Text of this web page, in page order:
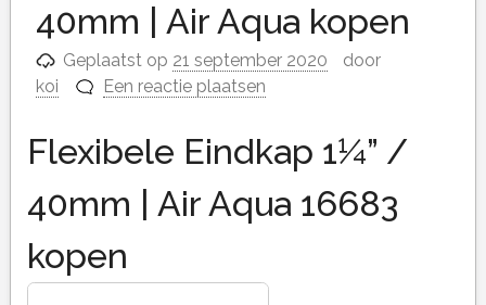
40mm | Air Aqua kopen
Geplaatst op 21 september 2020
door
koi
Een reactie plaatsen
Flexibele Eindkap 1¼” /
40mm | Air Aqua 16683
kopen